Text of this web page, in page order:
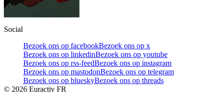
Social
Bezoek ons op facebookBezoek ons op x
Bezoek ons op linkedinBezoek ons op youtube
Bezoek ons op rss-feedBezoek ons op instagram
Bezoek ons op mastodonBezoek ons op telegram
Bezoek ons op blueskyBezoek ons op threads
© 2026 Euractiv FR